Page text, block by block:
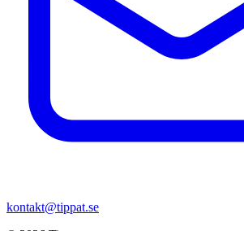
kontakt@tippat.se